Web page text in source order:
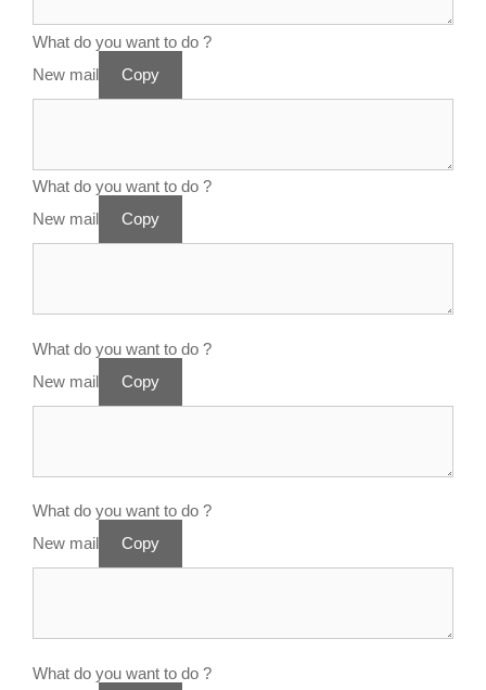
What do you want to do ?
New mail
Copy
What do you want to do ?
New mail
Copy
What do you want to do ?
New mail
Copy
What do you want to do ?
New mail
Copy
What do you want to do ?